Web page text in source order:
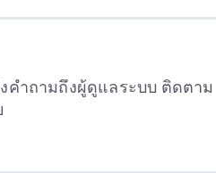
คำถามถึงผู้ดูแลระบบ ติดตาม